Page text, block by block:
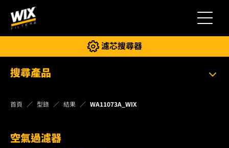
切換導航
濾芯搜尋器
搜尋產品
首頁 型錄 結果 WA11073A_WIX
空氣過濾器